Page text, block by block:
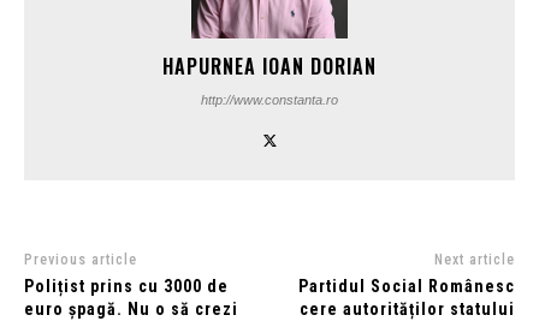
HAPURNEA IOAN DORIAN
http://www.constanta.ro
Previous article
Polițist prins cu 3000 de
euro șpagă. Nu o să crezi
Next article
Partidul Social Românesc
cere autorităților statului